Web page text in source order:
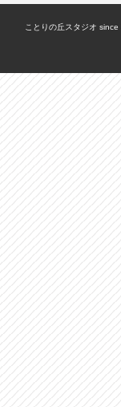
ことりの丘スタジオ